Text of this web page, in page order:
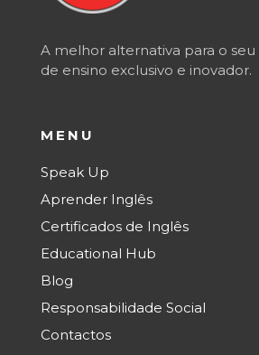
A melhor alternativa para o
de ensino exclusivo e inovador.
MENU
Speak Up
Aprender Inglês
Certificados de Inglês
Educational Hub
Blog
Responsabilidade Social
Contactos